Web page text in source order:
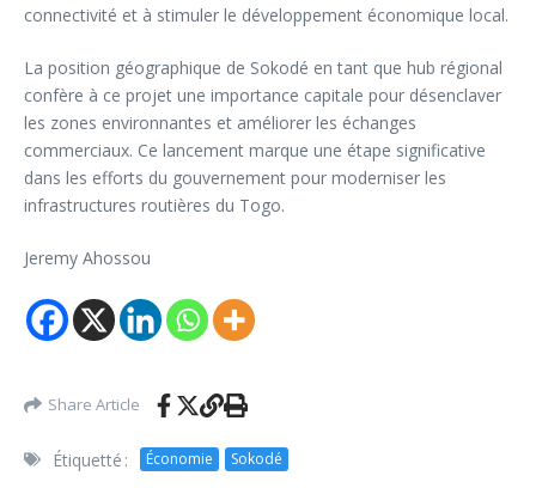
connectivité et à stimuler le développement économique local.
La position géographique de Sokodé en tant que hub régional
confère à ce projet une importance capitale pour désenclaver
les zones environnantes et améliorer les échanges
commerciaux. Ce lancement marque une étape significative
dans les efforts du gouvernement pour moderniser les
infrastructures routières du Togo.
Jeremy Ahossou
Share Article
Étiquetté : Économie Sokodé